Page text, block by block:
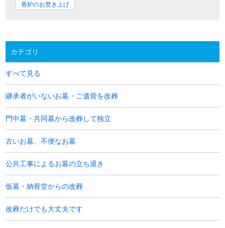
香炉のお焚き上げ
カテゴリ
すべて見る
継承者がいないお墓・ご遺骨を改葬
門中墓・共同墓から改葬して独立
古いお墓、不便なお墓
公共工事によるお墓の立ち退き
仮墓・納骨堂からの改葬
改葬だけでも大丈夫です